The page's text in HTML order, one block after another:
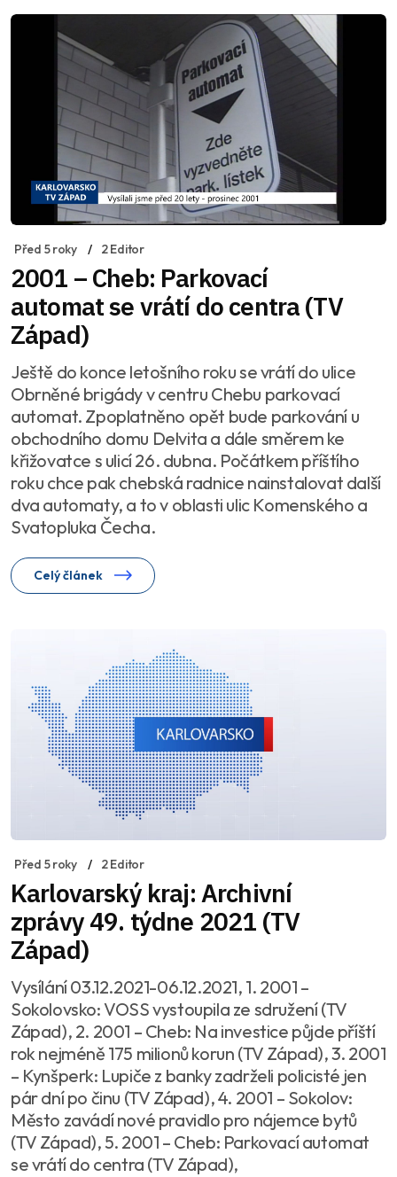
Před 5 roky 2 Editor
2001 – Cheb: Parkovací
automat se vrátí do centra (TV
Západ)
Ještě do konce letošního roku se vrátí do ulice
Obrněné brigády v centru Chebu parkovací
automat. Zpoplatněno opět bude parkování u
obchodního domu Delvita a dále směrem ke
křižovatce s ulicí 26. dubna. Počátkem příštího
roku chce pak chebská radnice nainstalovat další
dva automaty, a to v oblasti ulic Komenského a
Svatopluka Čecha.
Celý článek
Před 5 roky 2 Editor
Karlovarský kraj: Archivní
zprávy 49. týdne 2021 (TV
Západ)
Vysílání 03.12.2021-06.12.2021, 1. 2001 –
Sokolovsko: VOSS vystoupila ze sdružení (TV
Západ), 2. 2001 – Cheb: Na investice půjde příští
rok nejméně 175 milionů korun (TV Západ), 3. 2001
– Kynšperk: Lupiče z banky zadrželi policisté jen
pár dní po činu (TV Západ), 4. 2001 – Sokolov:
Město zavádí nové pravidlo pro nájemce bytů
(TV Západ), 5. 2001 – Cheb: Parkovací automat
se vrátí do centra (TV Západ),